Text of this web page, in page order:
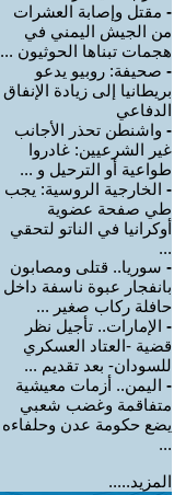
- مقتل وإصابة العشرات
من الجيش اليمني في
هجمات تبناها الحوثيون ...
- صحيفة: روبيو يدعو
بريطانيا إلى زيادة الإنفاق
الدفاعي
- واشنطن تحذر الأجانب
غير الشرعيين: غادروا
طواعية أو الترحيل و ...
- الخارجية الروسية: يجب
طي صفحة عضوية
أوكرانيا في الناتو لتحقي
...
- سوريا.. قتلى ومصابون
بانفجار عبوة ناسفة داخل
حافلة ركاب صغير ...
- الإمارات.. تأجيل نظر
قضية -العتاد العسكري
للسودان- بعد تقديم ...
- اليمن.. أزمات معيشية
متفاقمة وغضب شعبي
يضع حكومة عدن وحلفاءه
...
المزيد.....